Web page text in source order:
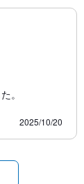
。
2025/10/20